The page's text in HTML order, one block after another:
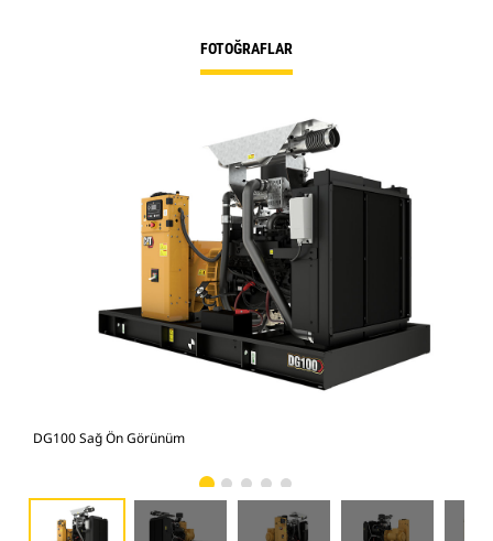
FOTOĞRAFLAR
DG100 Sağ Ön Görünüm